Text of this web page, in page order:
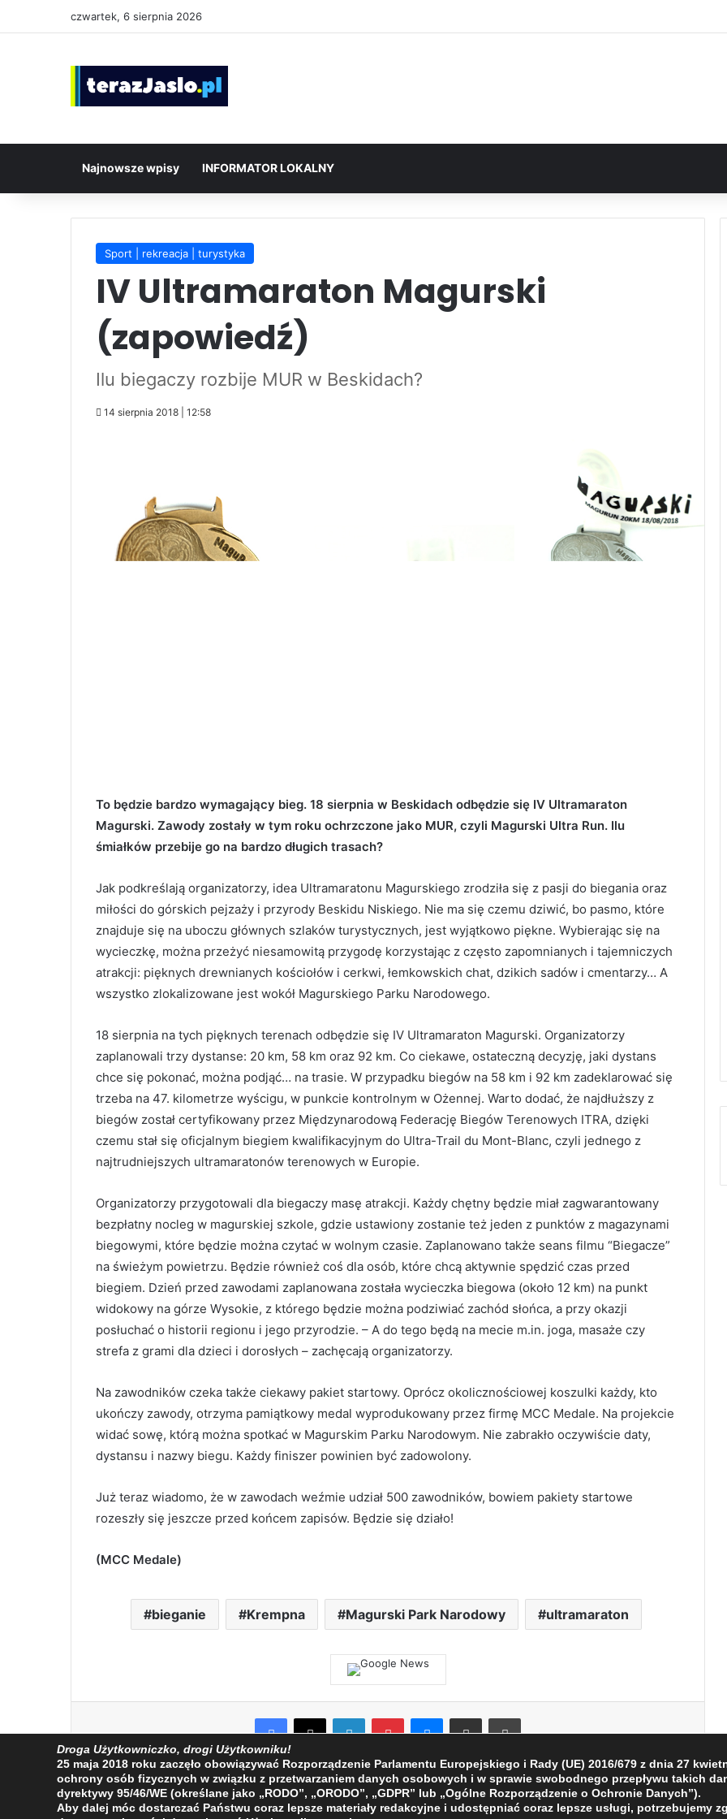
czwartek, 6 sierpnia 2026
Najnowsze wpisy INFORMATOR LOKALNY
Sport | rekreacja | turystyka
IV Ultramaraton Magurski
(zapowiedź)
Ilu biegaczy rozbije MUR w Beskidach?
14 sierpnia 2018 | 12:58
To będzie bardzo wymagający bieg. 18 sierpnia w Beskidach odbędzie się IV Ultramaraton
Magurski. Zawody zostały w tym roku ochrzczone jako MUR, czyli Magurski Ultra Run. Ilu
śmiałków przebije go na bardzo długich trasach?
Jak podkreślają organizatorzy, idea Ultramaratonu Magurskiego zrodziła się z pasji do biegania oraz
miłości do górskich pejzaży i przyrody Beskidu Niskiego. Nie ma się czemu dziwić, bo pasmo, które
znajduje się na uboczu głównych szlaków turystycznych, jest wyjątkowo piękne. Wybierając się na
wycieczkę, można przeżyć niesamowitą przygodę korzystając z często zapomnianych i tajemniczych
atrakcji: pięknych drewnianych kościołów i cerkwi, łemkowskich chat, dzikich sadów i cmentarzy… A
wszystko zlokalizowane jest wokół Magurskiego Parku Narodowego.
18 sierpnia na tych pięknych terenach odbędzie się IV Ultramaraton Magurski. Organizatorzy
zaplanowali trzy dystanse: 20 km, 58 km oraz 92 km. Co ciekawe, ostateczną decyzję, jaki dystans
chce się pokonać, można podjąć… na trasie. W przypadku biegów na 58 km i 92 km zadeklarować się
trzeba na 47. kilometrze wyścigu, w punkcie kontrolnym w Ożennej. Warto dodać, że najdłuższy z
biegów został certyfikowany przez Międzynarodową Federację Biegów Terenowych ITRA, dzięki
czemu stał się oficjalnym biegiem kwalifikacyjnym do Ultra-Trail du Mont-Blanc, czyli jednego z
najtrudniejszych ultramaratonów terenowych w Europie.
Organizatorzy przygotowali dla biegaczy masę atrakcji. Każdy chętny będzie miał zagwarantowany
bezpłatny nocleg w magurskiej szkole, gdzie ustawiony zostanie też jeden z punktów z magazynami
biegowymi, które będzie można czytać w wolnym czasie. Zaplanowano także seans filmu “Biegacze”
na świeżym powietrzu. Będzie również coś dla osób, które chcą aktywnie spędzić czas przed
biegiem. Dzień przed zawodami zaplanowana została wycieczka biegowa (około 12 km) na punkt
widokowy na górze Wysokie, z którego będzie można podziwiać zachód słońca, a przy okazji
posłuchać o historii regionu i jego przyrodzie. – A do tego będą na mecie m.in. joga, masaże czy
strefa z grami dla dzieci i dorosłych – zachęcają organizatorzy.
Na zawodników czeka także ciekawy pakiet startowy. Oprócz okolicznościowej koszulki każdy, kto
ukończy zawody, otrzyma pamiątkowy medal wyprodukowany przez firmę MCC Medale. Na projekcie
widać sowę, którą można spotkać w Magurskim Parku Narodowym. Nie zabrakło oczywiście daty,
dystansu i nazwy biegu. Każdy finiszer powinien być zadowolony.
Już teraz wiadomo, że w zawodach weźmie udział 500 zawodników, bowiem pakiety startowe
rozeszły się jeszcze przed końcem zapisów. Będzie się działo!
(MCC Medale)
bieganie Krempna Magurski Park Narodowy ultramaraton
Facebook
X LinkedInPinterestMessenger
Share via Email Print
Droga Użytkowniczko, drogi Użytkowniku!
25 maja 2018 roku zaczęło obowiązywać Rozporządzenie Parlamentu Europejskiego i Rady (UE) 2016/679 z dnia 27
ochrony osób fizycznych w związku z przetwarzaniem danych osobowych i w sprawie swobodnego przepływu takich
dyrektywy 95/46/WE (określane jako „RODO”, „ORODO”, „GDPR” lub „Ogólne Rozporządzenie o Ochronie Danych”).
Aby dalej móc dostarczać Państwu coraz lepsze materiały redakcyjne i udostępniać coraz lepsze usługi, potrzebujemy